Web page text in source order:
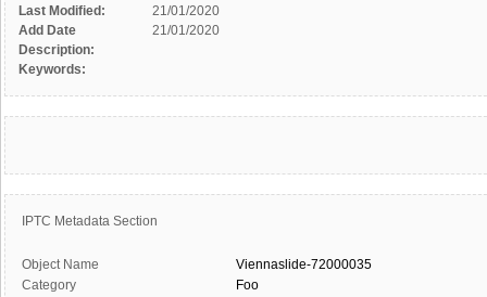
Last Modified:
21/01/2020
Add Date
21/01/2020
Description:
Keywords:
IPTC Metadata Section
Object Name
Viennaslide-72000035
Category
Foo